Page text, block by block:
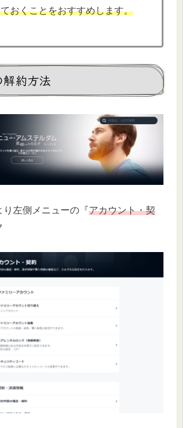
おくことをおすすめします。
約方法
左側メニューの『アカウント・契